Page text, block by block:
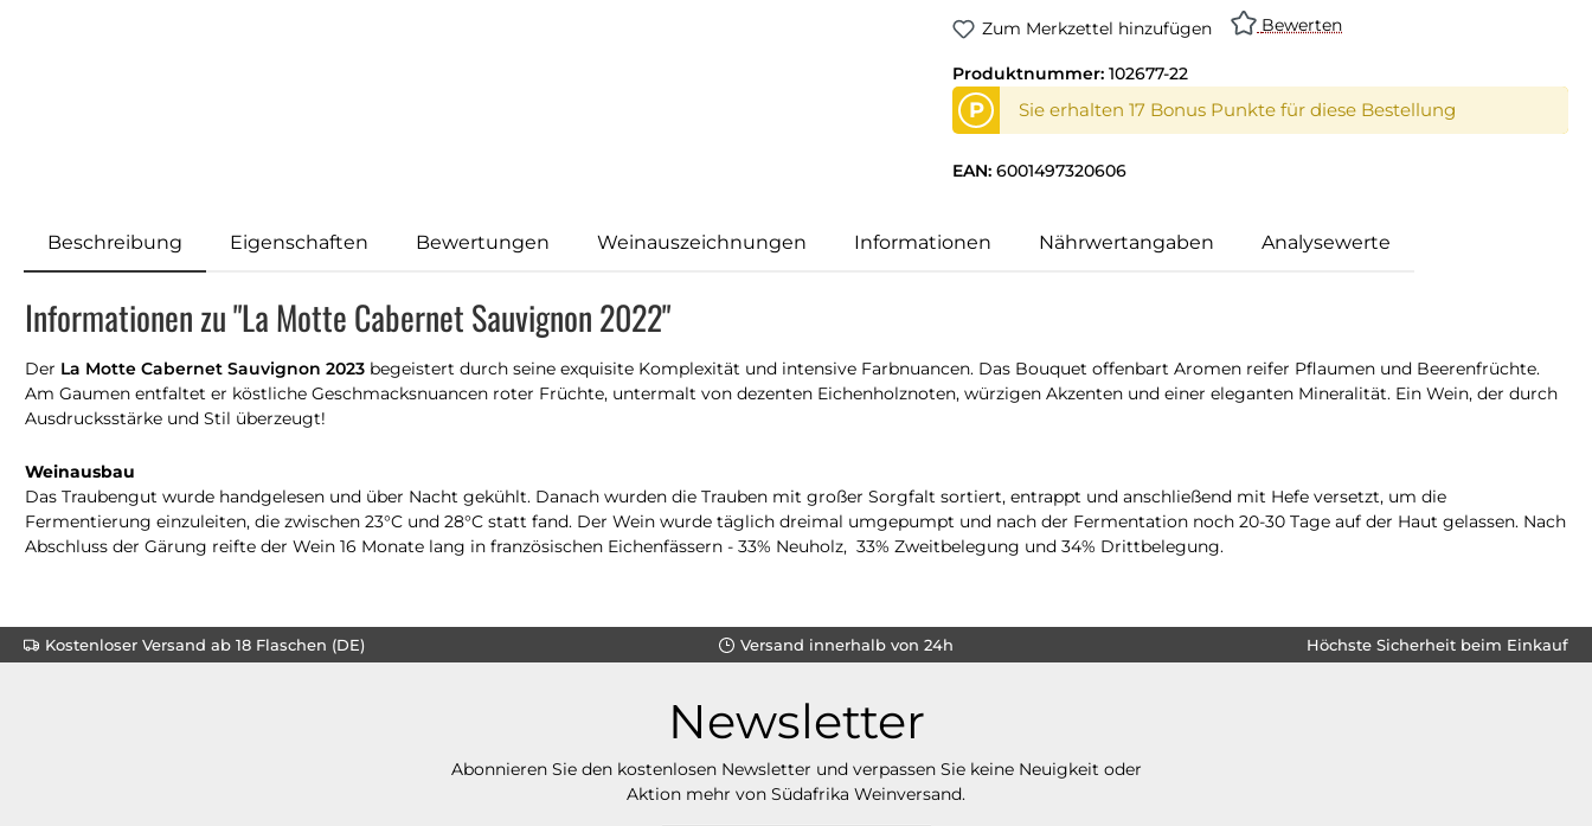
Zum Merkzettel hinzufügen Bewerten
Produktnummer: 102677-22
P Sie erhalten 17 Bonus Punkte für diese Bestellung
EAN: 6001497320606
Beschreibung Eigenschaften Bewertungen Weinauszeichnungen Informationen Nährwertangaben Analysewerte
Informationen zu "La Motte Cabernet Sauvignon 2022"
Der La Motte Cabernet Sauvignon 2023 begeistert durch seine exquisite Komplexität und intensive Farbnuancen. Das Bouquet offenbart Aromen reifer Pflaumen und Beerenfrüchte.
Am Gaumen entfaltet er köstliche Geschmacksnuancen roter Früchte, untermalt von dezenten Eichenholznoten, würzigen Akzenten und einer eleganten Mineralität. Ein Wein, der durch
Ausdrucksstärke und Stil überzeugt!
Weinausbau
Das Traubengut wurde handgelesen und über Nacht gekühlt. Danach wurden die Trauben mit großer Sorgfalt sortiert, entrappt und anschließend mit Hefe versetzt, um die
Fermentierung einzuleiten, die zwischen 23°C und 28°C statt fand. Der Wein wurde täglich dreimal umgepumpt und nach der Fermentation noch 20-30 Tage auf der Haut gelassen. Nach
Abschluss der Gärung reifte der Wein 16 Monate lang in französischen Eichenfässern - 33% Neuholz, 33% Zweitbelegung und 34% Drittbelegung.
Kostenloser Versand ab 18 Flaschen (DE) Versand innerhalb von 24h Höchste Sicherheit beim Einkauf
Newsletter
Abonnieren Sie den kostenlosen Newsletter und verpassen Sie keine Neuigkeit oder
Aktion mehr von Südafrika Weinversand.